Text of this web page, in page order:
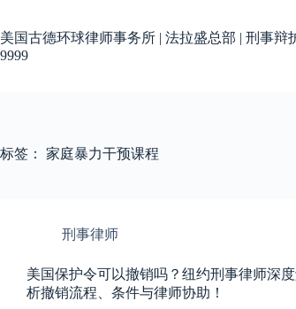
内
容
美国古德环球律师事务所 | 法拉盛总部 | 刑事辩
9999
标签： 家庭暴力干预课程
刑事律师
美国保护令可以撤销吗？纽约刑事律师深
析撤销流程、条件与律师协助！